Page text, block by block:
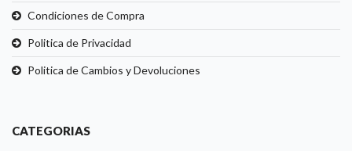
Condiciones de Compra
Politica de Privacidad
Politica de Cambios y Devoluciones
CATEGORIAS